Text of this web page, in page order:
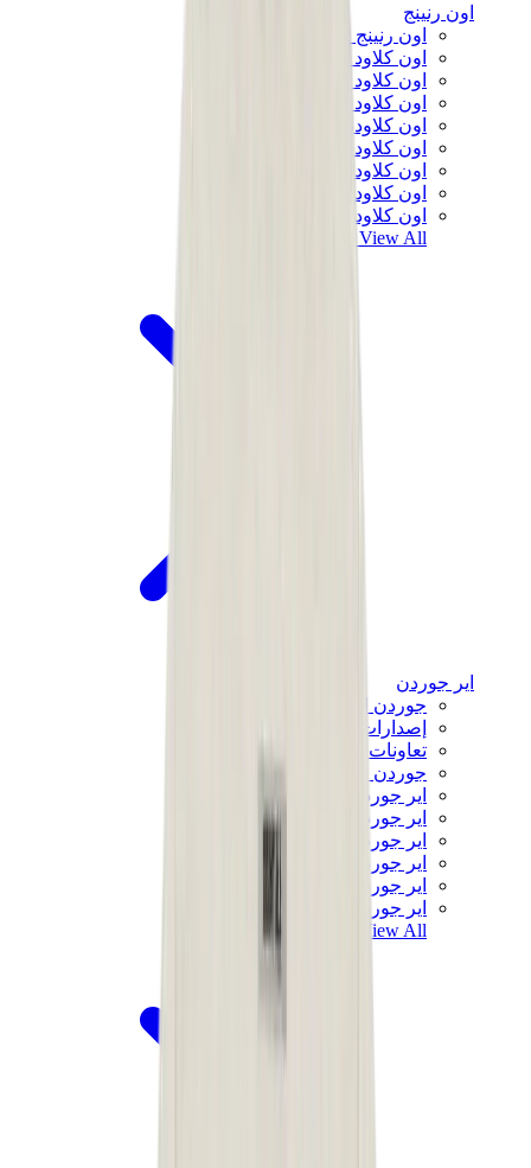
اون رنينج
اون رنينج x لويفي
اون كلاود 5
اون كلاود 6
اون كلاود x 3
اون كلاودنوفا
اون كلاودسولو
اون كلاودتيلت
اون كلاودفنتشر
اون كلاودفلو
View All
اير جوردن
جوردن الأكثر مبيعاً
إصدارات جوردن الجديدة
تعاونات جوردن
جوردن x ترافيس سكوت
اير جوردن 1
اير جوردن 2
اير جوردن 3
اير جوردن 4
اير جوردن 5
اير جوردن 6
View All
اير جوردن